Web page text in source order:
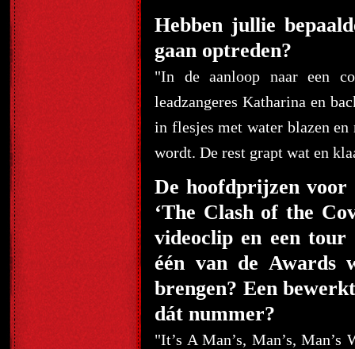
Hebben jullie
gaan optreden?
"In de aanloop naar een
leadzangeres Katharina en
in flesjes met water blazen en
wordt. De rest grapt wat en
De hoofdprijzen
‘The Clash of the
videoclip en een
één van de Awards
brengen? Een
dát nummer?
"It’s A Man’s, Man’s,